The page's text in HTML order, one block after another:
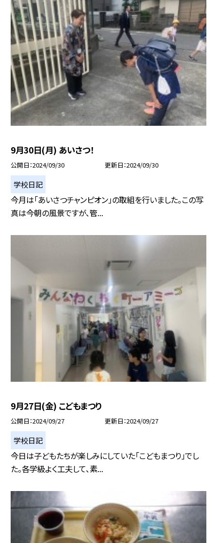
9月30日(月) あいさつ！
公開日 2024/09/30 更新日 2024/09/30
学校日記
今月は「あいさつチャンピオン」の取組を行いました。この写
真は今朝の風景ですが、管...
9月27日(金) こどもまつり
公開日 2024/09/27 更新日 2024/09/27
学校日記
今日は子どもたちが楽しみにしていた「こどもまつり」でし
た。各学級よく工夫して、素...